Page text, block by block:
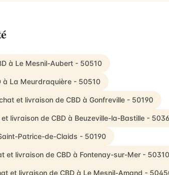
à Le Mesnil-Aubert - 50510
à La Meurdraquière - 50510
et livraison de CBD à Gonfreville - 50190
livraison de CBD à Beuzeville-la-Bastille -
Patrice-de-Claids - 50190
et livraison de CBD à Fontenay-sur-Mer - 50310
et livraison de CBD à Le Mesnil-Amand -